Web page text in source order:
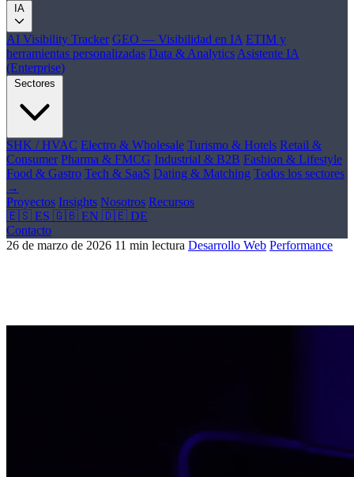
IA
AI Visibility Tracker GEO — Visibilidad en IA ETIM y
herramientas personalizadas Data & Analytics Asistente IA
(Enterprise)
Sectores
SHK / HVAC Electro & Wholesale Turismo & Hotels Retail &
Consumer Pharma & FMCG Industrial & B2B Fashion & Lifestyle
Food & Gastro Tech & SaaS Dating & Matching Todos los sectores
→
Proyectos Insights Nosotros Recursos
🇪🇸 ES 🇬🇧 EN 🇩🇪 DE
Contacto
26 de marzo de 2026 11 min lectura Desarrollo Web Performance